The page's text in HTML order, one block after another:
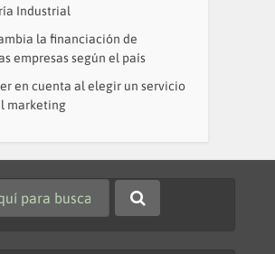
Industrial
la financiación de
empresas según el país
en cuenta al elegir un servicio
marketing